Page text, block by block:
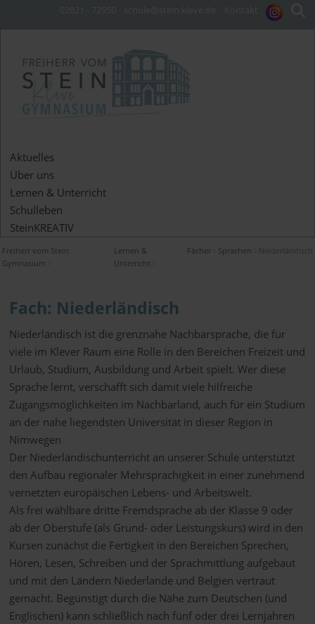
Aktuelles
Über uns
Lernen & Unterricht
Schulleben
SteinKREATIV
Freiherr vom Stein
Gymnasium
Lernen &
Unterricht
Fächer Sprachen Niederländisch
Fach: Niederländisch
Niederländisch ist die grenznahe Nachbarsprache, die für
viele im Klever Raum eine Rolle in den Bereichen Freizeit und
Urlaub, Studium, Ausbildung und Arbeit spielt. Wer diese
Sprache lernt, verschafft sich damit viele hilfreiche
Zugangsmöglichkeiten im Nachbarland, auch für ein Studium
an der nahe liegendsten Universität in dieser Region in
Nimwegen
Der Niederländischunterricht an unserer Schule unterstützt
den Aufbau regionaler Mehrsprachigkeit in einer zunehmend
vernetzten europäischen Lebens- und Arbeitswelt.
Als frei wählbare dritte Fremdsprache ab der Klasse 9 oder
ab der Oberstufe (als Grund- oder Leistungskurs) wird in den
Kursen zunächst die Fertigkeit in den Bereichen Sprechen,
Hören, Lesen, Schreiben und der Sprachmittlung aufgebaut
und mit den Ländern Niederlande und Belgien vertraut
gemacht. Begünstigt durch die Nähe zum Deutschen (und
Englischen) kann schließlich nach fünf oder drei Lernjahren